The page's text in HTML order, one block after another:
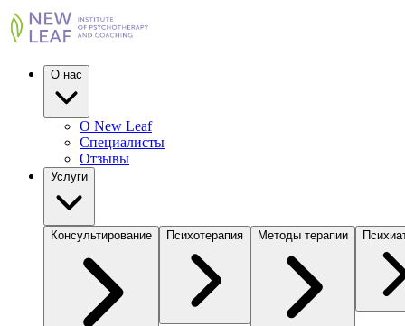
О нас
О New Leaf
Специалисты
Отзывы
Услуги
Консультирование Психотерапия Методы терапии